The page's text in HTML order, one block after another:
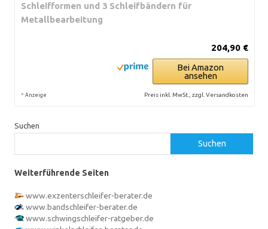
Schleifformen und 3 Schleifbändern für
Metallbearbeitung
204,90 €
Bei Amazon
ansehen
* Anzeige Preis inkl. MwSt., zzgl. Versandkosten
Suchen
Suchen
Weiterführende Seiten
www.exzenterschleifer-berater.de
www.bandschleifer-berater.de
www.schwingschleifer-ratgeber.de